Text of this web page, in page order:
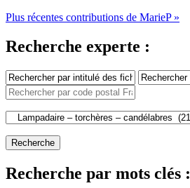
Plus récentes contributions de MarieP »
Recherche experte :
Recherche par mots clés :